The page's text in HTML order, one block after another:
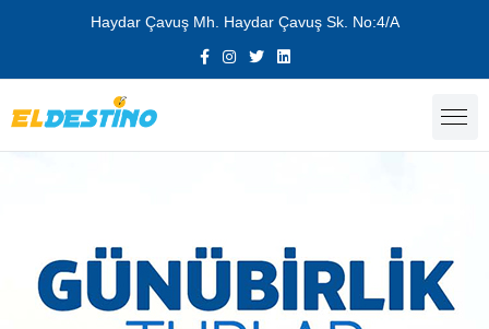
Haydar Çavuş Mh. Haydar Çavuş Sk. No:4/A